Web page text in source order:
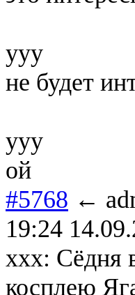
yyy
не будет
yyy
ой
#5768 ←
19:24
xxx: Сёдня
косплею